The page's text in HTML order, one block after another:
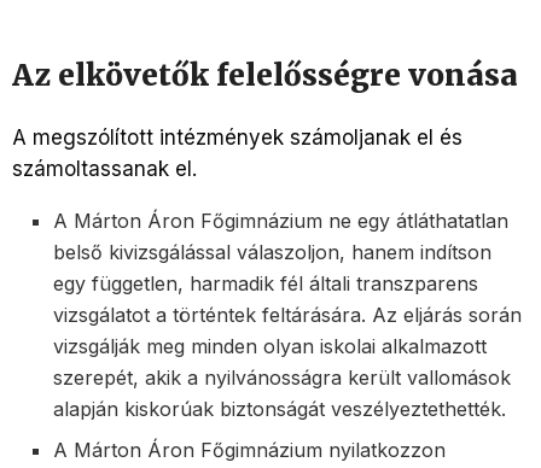
Az elkövetők felelősségre vonása
A megszólított intézmények számoljanak el és
számoltassanak el.
A Márton Áron Főgimnázium ne egy átláthatatlan
belső kivizsgálással válaszoljon, hanem indítson
egy független, harmadik fél általi transzparens
vizsgálatot a történtek feltárására. Az eljárás során
vizsgálják meg minden olyan iskolai alkalmazott
szerepét, akik a nyilvánosságra került vallomások
alapján kiskorúak biztonságát veszélyeztethették.
A Márton Áron Főgimnázium nyilatkozzon